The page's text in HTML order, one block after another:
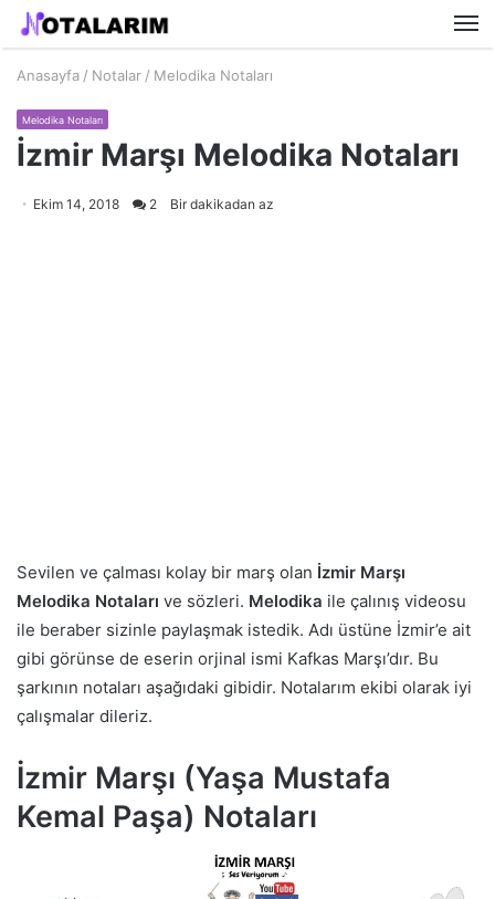
Anasayfa / Notalar / Melodika Notaları
Melodika Notaları
İzmir Marşı Melodika Notaları
Ekim 14, 2018 2 Bir dakikadan az
Sevilen ve çalması kolay bir marş olan İzmir Marşı
Melodika Notaları ve sözleri. Melodika ile çalınış videosu
ile beraber sizinle paylaşmak istedik. Adı üstüne İzmir’e ait
gibi görünse de eserin orjinal ismi Kafkas Marşı’dır. Bu
şarkının notaları aşağıdaki gibidir. Notalarım ekibi olarak iyi
çalışmalar dileriz.
İzmir Marşı (Yaşa Mustafa
Kemal Paşa) Notaları